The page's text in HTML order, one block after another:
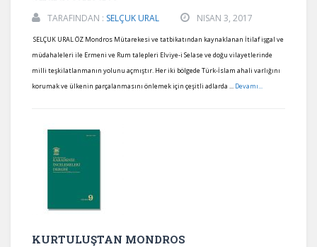
TARAFINDAN : SELÇUK URAL NISAN 3, 2017
SELÇUK URAL ÖZ Mondros Mütarekesi ve tatbikatından kaynaklanan İtilaf işgal ve
müdahaleleri ile Ermeni ve Rum talepleri Elviye-i Selase ve doğu vilayetlerinde
milli teşkilatlanmanın yolunu açmıştır. Her iki bölgede Türk-İslam ahali varlığını
korumak ve ülkenin parçalanmasını önlemek için çeşitli adlarda ... Devamı...
KURTULUŞTAN MONDROS